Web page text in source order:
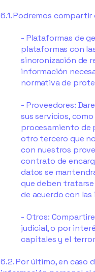
6.1. Podremos
- Plataformas de
plataformas con
sincronización de
información
normativa de
- Proveedores:
sus servicios,
procesamiento de
otro tercero que
con nuestros
contrato de
datos se
que deben
de acuerdo con
- Otros:
judicial, o por
capitales y el
6.2. Por último, en caso